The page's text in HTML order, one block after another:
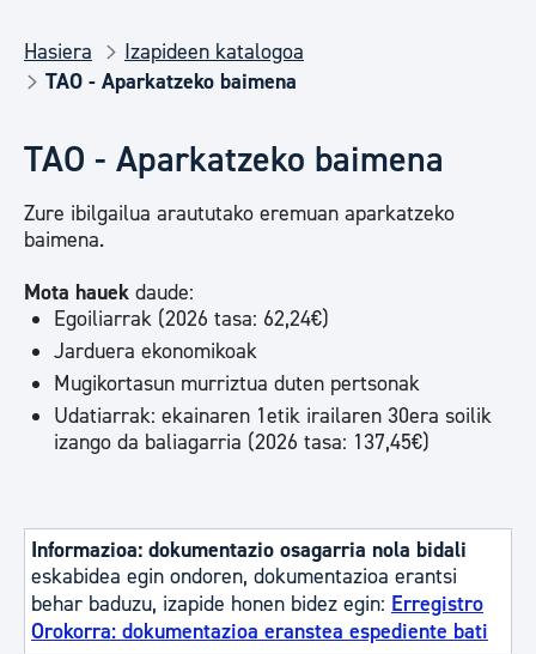
Hasiera
Izapideen katalogoa
TAO - Aparkatzeko baimena
TAO - Aparkatzeko baimena
Zure ibilgailua araututako eremuan aparkatzeko
baimena.
Mota hauek daude:
Egoiliarrak (2026 tasa: 62,24€)
Jarduera ekonomikoak
Mugikortasun murriztua duten pertsonak
Udatiarrak: ekainaren 1etik irailaren 30era soilik
izango da baliagarria (2026 tasa: 137,45€)
Informazioa: dokumentazio osagarria nola bidali
eskabidea egin ondoren, dokumentazioa erantsi
behar baduzu, izapide honen bidez egin: Erregistro
Orokorra: dokumentazioa eranstea espediente bati